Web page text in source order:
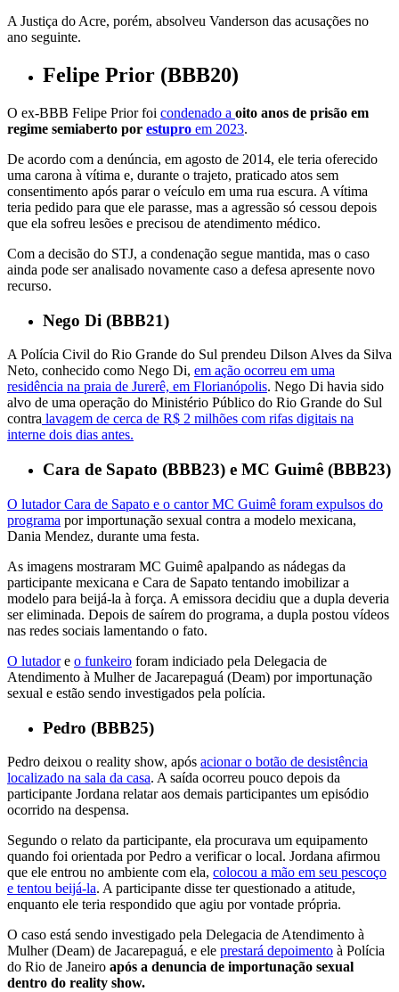
A Justiça do Acre, porém, absolveu Vanderson das acusações no
ano seguinte.
Felipe Prior (BBB20)
O ex-BBB Felipe Prior foi condenado a oito anos de prisão em
regime semiaberto por estupro em 2023.
De acordo com a denúncia, em agosto de 2014, ele teria oferecido
uma carona à vítima e, durante o trajeto, praticado atos sem
consentimento após parar o veículo em uma rua escura. A vítima
teria pedido para que ele parasse, mas a agressão só cessou depois
que ela sofreu lesões e precisou de atendimento médico.
Com a decisão do STJ, a condenação segue mantida, mas o caso
ainda pode ser analisado novamente caso a defesa apresente novo
recurso.
Nego Di (BBB21)
A Polícia Civil do Rio Grande do Sul prendeu Dilson Alves da Silva
Neto, conhecido como Nego Di, em ação ocorreu em uma
residência na praia de Jurerê, em Florianópolis. Nego Di havia sido
alvo de uma operação do Ministério Público do Rio Grande do Sul
contra lavagem de cerca de R$ 2 milhões com rifas digitais na
interne dois dias antes.
Cara de Sapato (BBB23) e MC Guimê (BBB23)
O lutador Cara de Sapato e o cantor MC Guimê foram expulsos do
programa por importunação sexual contra a modelo mexicana,
Dania Mendez, durante uma festa.
As imagens mostraram MC Guimê apalpando as nádegas da
participante mexicana e Cara de Sapato tentando imobilizar a
modelo para beijá-la à força. A emissora decidiu que a dupla deveria
ser eliminada. Depois de saírem do programa, a dupla postou vídeos
nas redes sociais lamentando o fato.
O lutadore o funkeiro foram indiciado pela Delegacia de
Atendimento à Mulher de Jacarepaguá (Deam) por importunação
sexual e estão sendo investigados pela polícia.
Pedro (BBB25)
Pedro deixou o reality show, após acionar o botão de desistência
localizado na sala da casa. A saída ocorreu pouco depois da
participante Jordana relatar aos demais participantes um episódio
ocorrido na despensa.
Segundo o relato da participante, ela procurava um equipamento
quando foi orientada por Pedro a verificar o local. Jordana afirmou
que ele entrou no ambiente com ela, colocou a mão em seu pescoço
e tentou beijá-la. A participante disse ter questionado a atitude,
enquanto ele teria respondido que agiu por vontade própria.
O caso está sendo investigado pela Delegacia de Atendimento à
Mulher (Deam) de Jacarepaguá, e ele prestará depoimento à Polícia
do Rio de Janeiro após a denuncia de importunação sexual
dentro do reality show.